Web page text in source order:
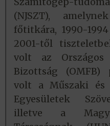
(NJSZT),
főtitkára, 1990-
2001-től
volt az Országos
Bizottság (OMFB)
volt a Műszaki és
Egyesületek
illetve a